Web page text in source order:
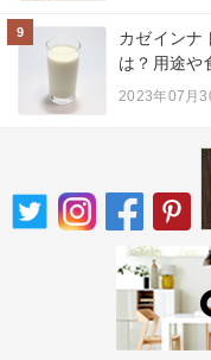
9
カゼインナ
は？用途や
2023年07月